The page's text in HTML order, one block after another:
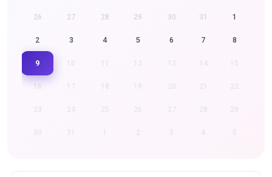
26 27 28 29 30 31 1
2 3 4 5 6 7 8
9 15
16 21 22
27 28 29
3 4 5